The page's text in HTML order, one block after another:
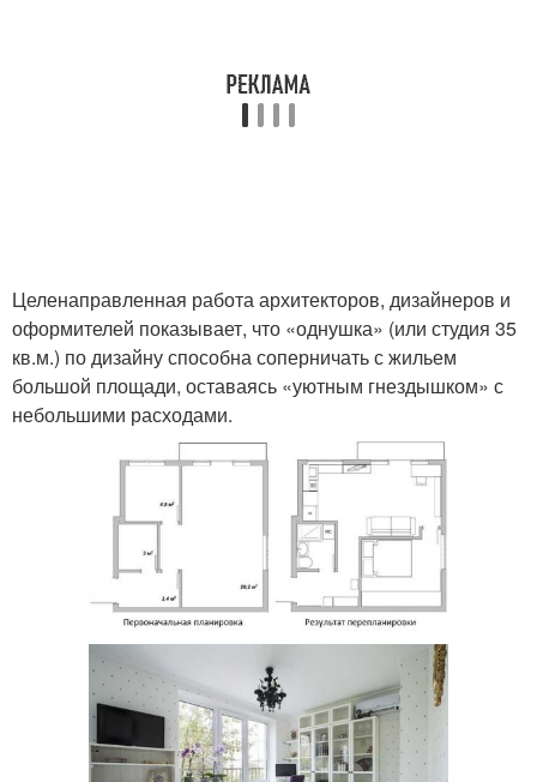
Целенаправленная работа архитекторов, дизайнеров и
оформителей показывает, что «однушка» (или студия 35
кв.м.) по дизайну способна соперничать с жильем
большой площади, оставаясь «уютным гнездышком» с
небольшими расходами.